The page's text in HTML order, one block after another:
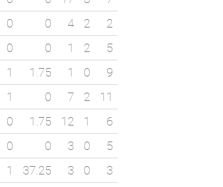
0 0 4 2
2
0 0 1 2
5
1 1.75 1 0
9
1 0 7 2
11
0 1.75 12 1
6
0 0 3 0
5
1 37.25 3 0
3